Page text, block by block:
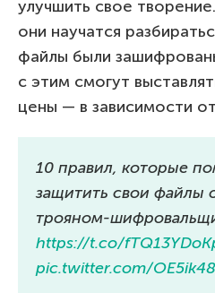
улучшить свое
они научатся
файлы были
с этим смогут
цены — в зависимости
10 правил, которые
защитить свои файлы
трояном-
https://t.co/
pic.twitter.com/